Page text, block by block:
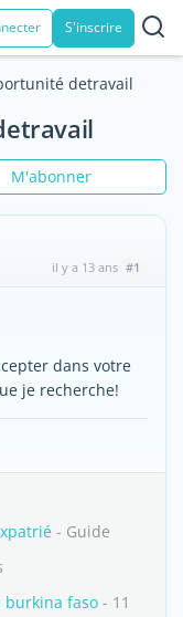
S'inscrire
detravail
M'abonner
il y a 13 ans #1
dans votre
je recherche!
- Guide
burkina faso - 11